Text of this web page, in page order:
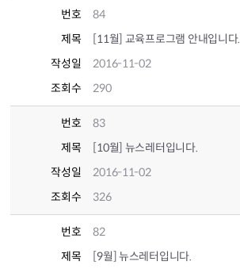
번호
84
제목
[11월] 교육프로그램 안내입니다.
작성일
2016-11-02
조회수
290
번호
83
제목
[10월] 뉴스레터입니다.
작성일
2016-11-02
조회수
326
번호
82
제목
[9월] 뉴스레터입니다.